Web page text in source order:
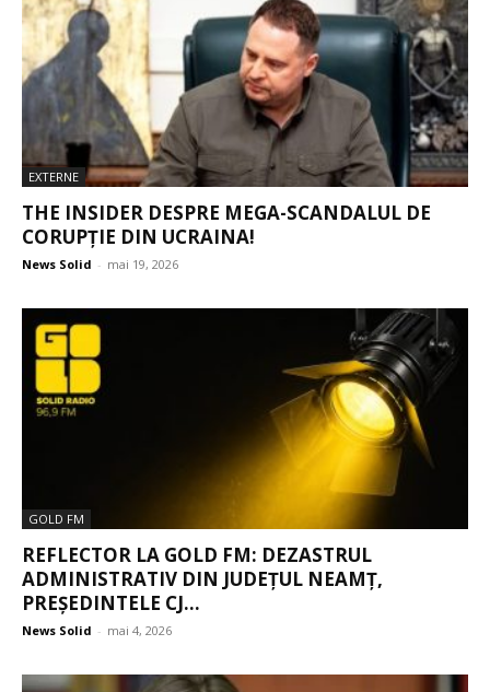
EXTERNE
THE INSIDER DESPRE MEGA-SCANDALUL DE
CORUPȚIE DIN UCRAINA!
News Solid - mai 19, 2026
GOLD FM
REFLECTOR LA GOLD FM: DEZASTRUL
ADMINISTRATIV DIN JUDEȚUL NEAMȚ,
PREȘEDINTELE CJ...
News Solid - mai 4, 2026